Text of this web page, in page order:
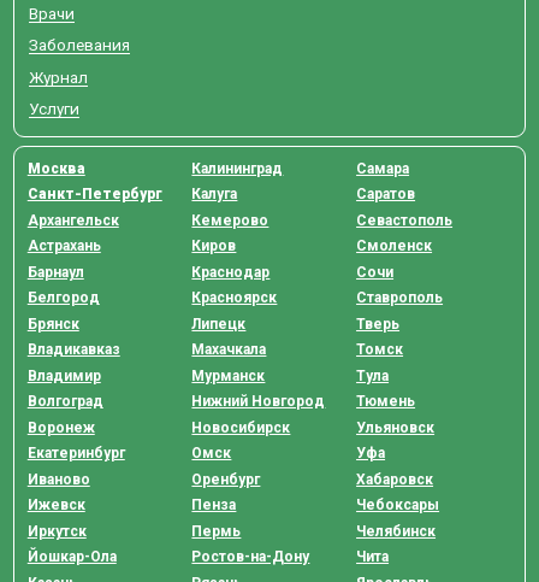
Врачи
Заболевания
Журнал
Услуги
Москва
Санкт-Петербург
Архангельск
Астрахань
Барнаул
Белгород
Брянск
Владикавказ
Владимир
Волгоград
Воронеж
Екатеринбург
Иваново
Ижевск
Иркутск
Йошкар-Ола
Калининград
Калуга
Кемерово
Киров
Краснодар
Красноярск
Липецк
Махачкала
Мурманск
Нижний Новгород
Новосибирск
Омск
Оренбург
Пенза
Пермь
Ростов-на-Дону
Самара
Саратов
Севастополь
Смоленск
Сочи
Ставрополь
Тверь
Томск
Тула
Тюмень
Ульяновск
Уфа
Хабаровск
Чебоксары
Челябинск
Чита